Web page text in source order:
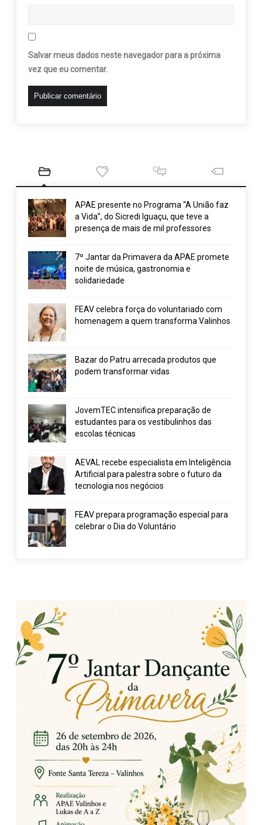
Salvar meus dados neste navegador para a próxima
vez que eu comentar.
APAE presente no Programa “A União faz
a Vida”, do Sicredi Iguaçu, que teve a
presença de mais de mil professores
7º Jantar da Primavera da APAE promete
noite de música, gastronomia e
solidariedade
FEAV celebra força do voluntariado com
homenagem a quem transforma Valinhos
Bazar do Patru arrecada produtos que
podem transformar vidas
JovemTEC intensifica preparação de
estudantes para os vestibulinhos das
escolas técnicas
AEVAL recebe especialista em Inteligência
Artificial para palestra sobre o futuro da
tecnologia nos negócios
FEAV prepara programação especial para
celebrar o Dia do Voluntário